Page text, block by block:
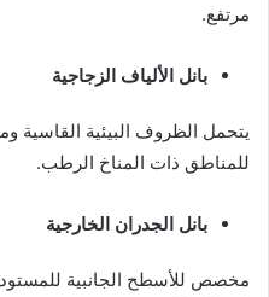
مرتفع.
بانل الألياف الزجاجية
يتحمل الظروف البيئية القاسية
للمناطق ذات المناخ الرطب.
بانل الجدران الخارجية
مخصص للأسطح الجانبية